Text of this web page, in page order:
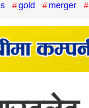
gold merger